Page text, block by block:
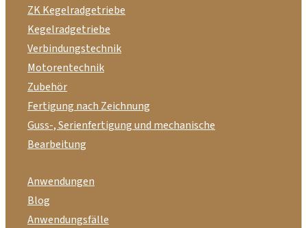
ZK Kegelradgetriebe
Kegelradgetriebe
Verbindungstechnik
Motorentechnik
Zubehör
Fertigung nach Zeichnung
Guss-, Serienfertigung und mechanische
Bearbeitung
Anwendungen
Blog
Anwendungsfälle